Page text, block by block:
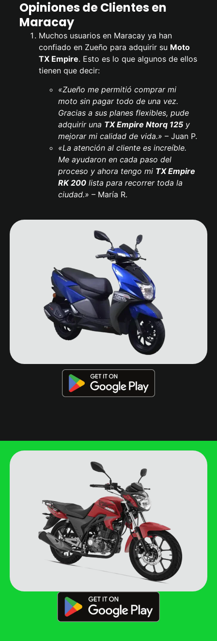
Opiniones de Clientes en
Maracay
Muchos usuarios en Maracay ya han
confiado en Zueño para adquirir su Moto
TX Empire. Esto es lo que algunos de ellos
tienen que decir:
«Zueño me permitió comprar mi
moto sin pagar todo de una vez.
Gracias a sus planes flexibles, pude
adquirir una TX Empire Ntorq 125 y
mejorar mi calidad de vida.» – Juan P.
«La atención al cliente es increíble.
Me ayudaron en cada paso del
proceso y ahora tengo mi TX Empire
RK 200 lista para recorrer toda la
ciudad.» – María R.